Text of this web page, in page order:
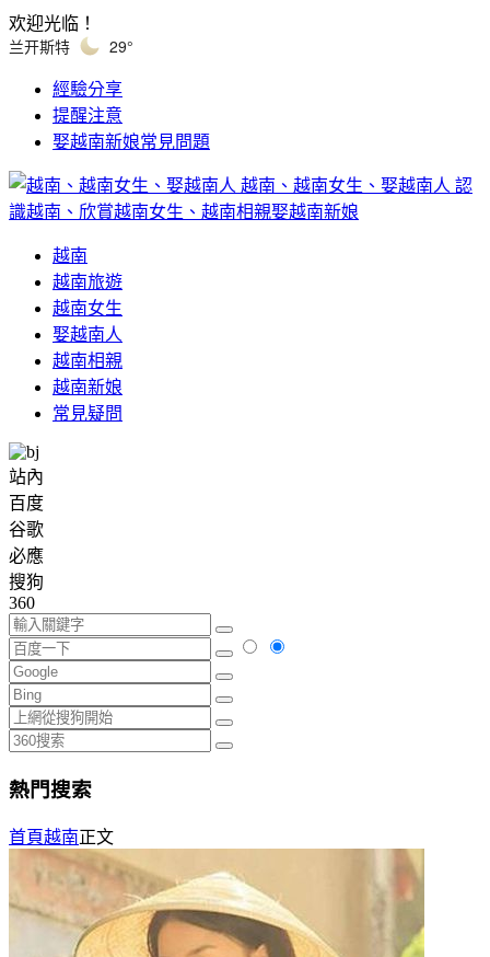
欢迎光临！
兰开斯特 29°
經驗分享
提醒注意
娶越南新娘常見問題
越南、越南女生、娶越南人 認
識越南、欣賞越南女生、越南相親娶越南新娘
越南
越南旅遊
越南女生
娶越南人
越南相親
越南新娘
常見疑問
站內
百度
谷歌
必應
搜狗
360
熱門搜索
首頁越南正文